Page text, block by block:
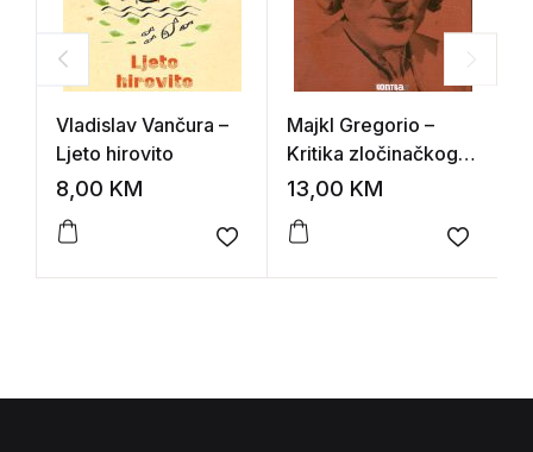
Vladislav Vančura –
Ljeto hirovito
8,00 KM
Add to wishlist
Majkl Gregorio –
Kritika zločinačkog
uma
13,00 KM
Add to